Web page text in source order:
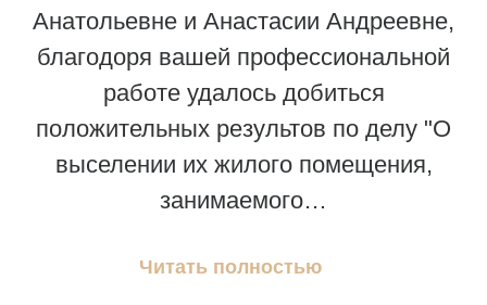
Анатольевне и Анастасии Андреевне,
благодоря вашей профессиональной
работе удалось добиться
положительных результов по делу "О
выселении их жилого помещения,
занимаемого…
Читать полностью